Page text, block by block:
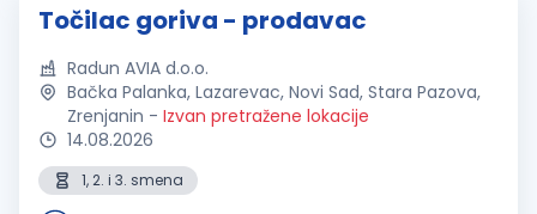
Točilac goriva - prodavac
Radun AVIA d.o.o.
Bačka Palanka, Lazarevac, Novi Sad, Stara Pazova,
Zrenjanin - Izvan pretražene lokacije
14.08.2026
1, 2. i 3. smena